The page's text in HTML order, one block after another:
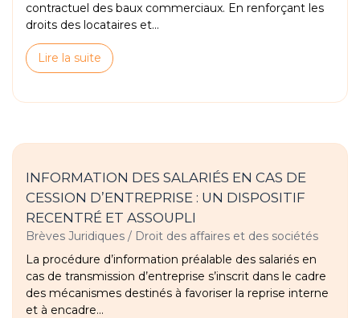
contractuel des baux commerciaux. En renforçant les
droits des locataires et...
Lire la suite
INFORMATION DES SALARIÉS EN CAS DE
CESSION D’ENTREPRISE : UN DISPOSITIF
RECENTRÉ ET ASSOUPLI
Brèves Juridiques / Droit des affaires et des sociétés
La procédure d’information préalable des salariés en
cas de transmission d’entreprise s’inscrit dans le cadre
des mécanismes destinés à favoriser la reprise interne
et à encadre...